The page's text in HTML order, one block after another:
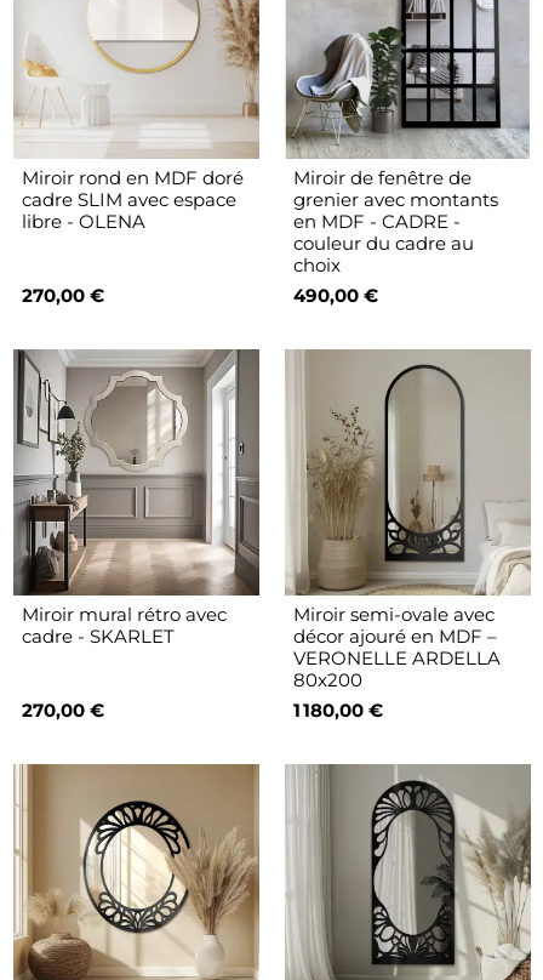
Miroir rond en MDF doré
cadre SLIM avec espace
libre - OLENA
270,00 €
Miroir de fenêtre de
grenier avec montants
en MDF - CADRE -
couleur du cadre au
choix
490,00 €
Miroir mural rétro avec
cadre - SKARLET
270,00 €
Miroir semi-ovale avec
décor ajouré en MDF –
VERONELLE ARDELLA
80x200
1 180,00 €